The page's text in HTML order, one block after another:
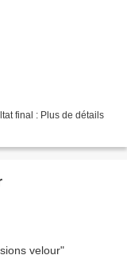
final : Plus de détails